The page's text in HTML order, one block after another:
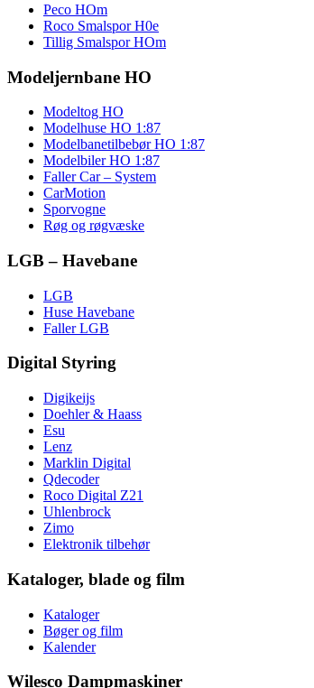
Peco HOm
Roco Smalspor H0e
Tillig Smalspor HOm
Modeljernbane HO
Modeltog HO
Modelhuse HO 1:87
Modelbanetilbebør HO 1:87
Modelbiler HO 1:87
Faller Car – System
CarMotion
Sporvogne
Røg og røgvæske
LGB – Havebane
LGB
Huse Havebane
Faller LGB
Digital Styring
Digikeijs
Doehler & Haass
Esu
Lenz
Marklin Digital
Qdecoder
Roco Digital Z21
Uhlenbrock
Zimo
Elektronik tilbehør
Kataloger, blade og film
Kataloger
Bøger og film
Kalender
Wilesco Dampmaskiner